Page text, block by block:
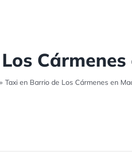
» Taxi en Barrio de Los Cármenes en